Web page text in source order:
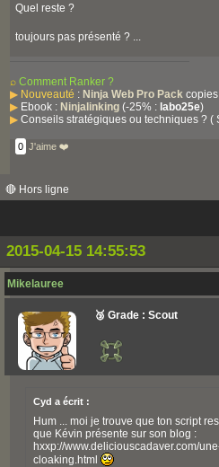
Quel reste ?
toujours pas présenté ? ...
⌕ Comment Ranker ?
▶ Nouveauté : Ninja Web Pro Pack
▶ Ebook : Ninjalinking (-25% : labo25e
▶ Conseils stratégiques ou techniques ? (
0 J'aime ❤️
🔴 Hors ligne
2015-04-15 14:55:53
Mikelauree
🥉 Grade : Scout
Cyd a écrit :
Hum ... moi je trouve que ton script
que Kévin présente sur son blog :
hxxp://www.deliciouscadaver.com/
cloaking.html